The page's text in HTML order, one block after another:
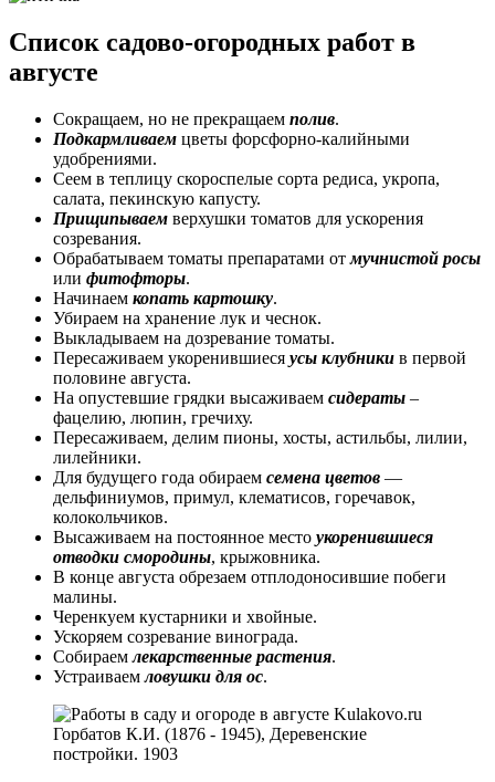
Список садово-огородных работ в
августе
Сокращаем, но не прекращаем полив.
Подкармливаем цветы форсфорно-калийными
удобрениями.
Сеем в теплицу скороспелые сорта редиса, укропа,
салата, пекинскую капусту.
Прищипываем верхушки томатов для ускорения
созревания.
Обрабатываем томаты препаратами отмучнистой росы
или фитофторы.
Начинаем копать картошку.
Убираем на хранение лук и чеснок.
Выкладываем на дозревание томаты.
Пересаживаем укоренившиеся усы клубники в первой
половине августа.
На опустевшие грядки высаживаем сидераты –
фацелию, люпин, гречиху.
Пересаживаем, делим пионы, хосты, астильбы, лилии,
лилейники.
Для будущего года обираем семена цветов —
дельфиниумов, примул, клематисов, горечавок,
колокольчиков.
Высаживаем на постоянное место укоренившиеся
отводки смородины, крыжовника.
В конце августа обрезаем отплодоносившие побеги
малины.
Черенкуем кустарники и хвойные.
Ускоряем созревание винограда.
Собираемлекарственные растения.
Устраиваемловушки для ос.
Горбатов К.И. (1876 - 1945), Деревенские
постройки. 1903